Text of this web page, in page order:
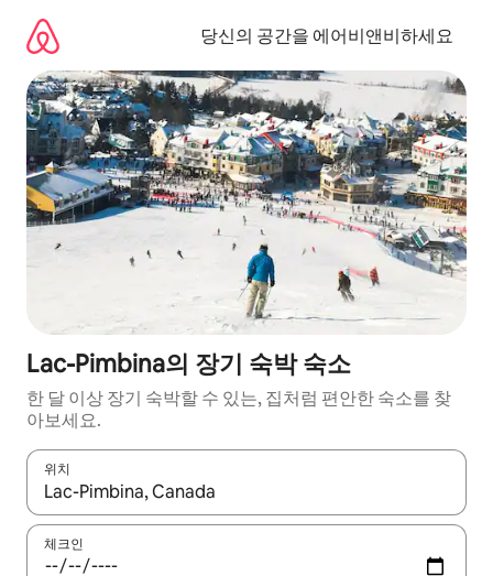
당신의 공간을 에어비앤비하세요
Lac-Pimbina의 장기 숙박 숙소
한 달 이상 장기 숙박할 수 있는, 집처럼 편안한 숙소를 찾
아보세요.
위치
결과가 나오면 위·아래 화살표 키를 사용하거나 터치 또는 스와이
체크인